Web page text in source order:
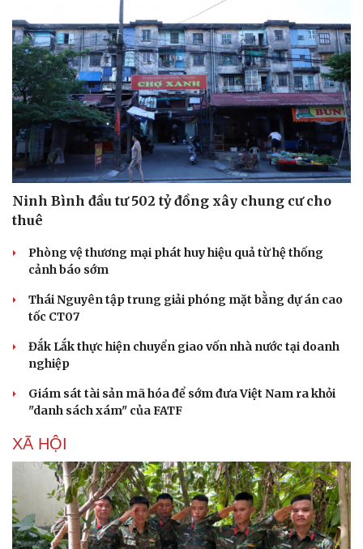
Ninh Bình đầu tư 502 tỷ đồng xây chung cư cho
thuê
Phòng vệ thương mại phát huy hiệu quả từ hệ thống
cảnh báo sớm
Thái Nguyên tập trung giải phóng mặt bằng dự án cao
tốc CT07
Đắk Lắk thực hiện chuyển giao vốn nhà nước tại doanh
nghiệp
Giám sát tài sản mã hóa để sớm đưa Việt Nam ra khỏi
"danh sách xám" của FATF
XÃ HỘI